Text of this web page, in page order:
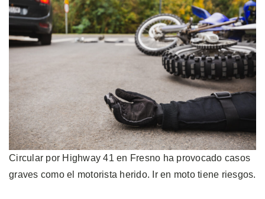
Circular por Highway 41 en Fresno ha provocado casos
graves como el motorista herido. Ir en moto tiene riesgos.